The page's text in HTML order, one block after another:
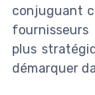
conjuguant
plus
démarquer